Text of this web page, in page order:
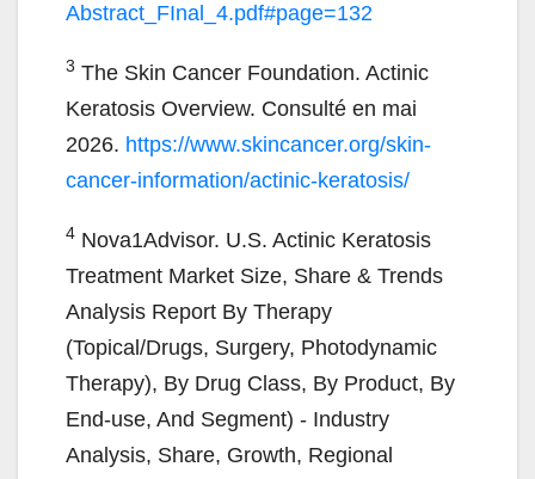
Abstract_FInal_4.pdf#page=132
3 The Skin Cancer Foundation. Actinic
Keratosis Overview. Consulté en mai
2026. https://www.skincancer.org/skin-
cancer-information/actinic-keratosis/
4 Nova1Advisor. U.S. Actinic Keratosis
Treatment Market Size, Share & Trends
Analysis Report By Therapy
(Topical/Drugs, Surgery, Photodynamic
Therapy), By Drug Class, By Product, By
End-use, And Segment) - Industry
Analysis, Share, Growth, Regional